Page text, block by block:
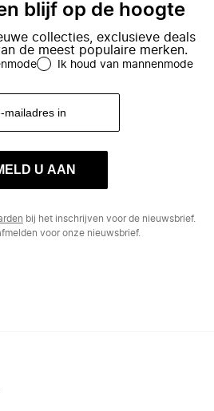
blijf op de hoogte
collecties, exclusieve deals
de meest populaire merken.
Ik houd van mannenmode
U AAN
bij het inschrijven voor de nieuwsbrief.
voor onze nieuwsbrief.